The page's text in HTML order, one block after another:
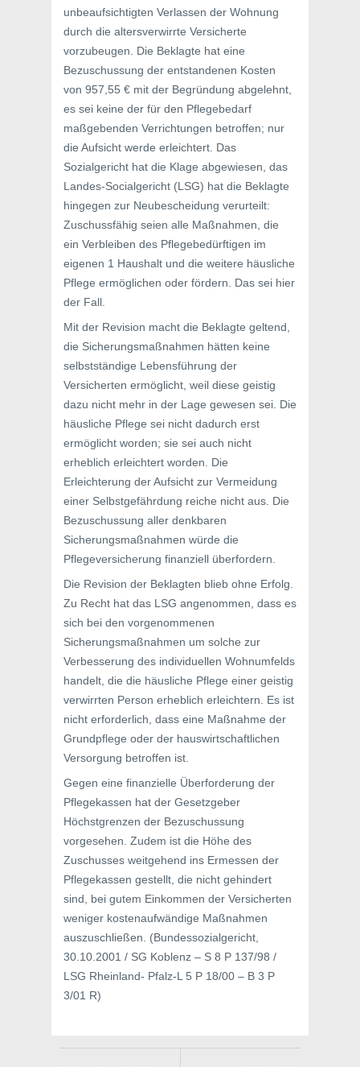
unbeaufsichtigten Verlassen der Wohnung
durch die altersverwirrte Versicherte
vorzubeugen. Die Beklagte hat eine
Bezuschussung der entstandenen Kosten
von 957,55 € mit der Begründung abgelehnt,
es sei keine der für den Pflegebedarf
maßgebenden Verrichtungen betroffen; nur
die Aufsicht werde erleichtert. Das
Sozialgericht hat die Klage abgewiesen, das
Landes-Socialgericht (LSG) hat die Beklagte
hingegen zur Neubescheidung verurteilt:
Zuschussfähig seien alle Maßnahmen, die
ein Verbleiben des Pflegebedürftigen im
eigenen 1 Haushalt und die weitere häusliche
Pflege ermöglichen oder fördern. Das sei hier
der Fall.
Mit der Revision macht die Beklagte geltend,
die Sicherungsmaßnahmen hätten keine
selbstständige Lebensführung der
Versicherten ermöglicht, weil diese geistig
dazu nicht mehr in der Lage gewesen sei. Die
häusliche Pflege sei nicht dadurch erst
ermöglicht worden; sie sei auch nicht
erheblich erleichtert worden. Die
Erleichterung der Aufsicht zur Vermeidung
einer Selbstgefährdung reiche nicht aus. Die
Bezuschussung aller denkbaren
Sicherungsmaßnahmen würde die
Pflegeversicherung finanziell überfordern.
Die Revision der Beklagten blieb ohne Erfolg.
Zu Recht hat das LSG angenommen, dass es
sich bei den vorgenommenen
Sicherungsmaßnahmen um solche zur
Verbesserung des individuellen Wohnumfelds
handelt, die die häusliche Pflege einer geistig
verwirrten Person erheblich erleichtern. Es ist
nicht erforderlich, dass eine Maßnahme der
Grundpflege oder der hauswirtschaftlichen
Versorgung betroffen ist.
Gegen eine finanzielle Überforderung der
Pflegekassen hat der Gesetzgeber
Höchstgrenzen der Bezuschussung
vorgesehen. Zudem ist die Höhe des
Zuschusses weitgehend ins Ermessen der
Pflegekassen gestellt, die nicht gehindert
sind, bei gutem Einkommen der Versicherten
weniger kostenaufwändige Maßnahmen
auszuschließen. (Bundessozialgericht,
30.10.2001 / SG Koblenz – S 8 P 137/98 /
LSG Rheinland- Pfalz-L 5 P 18/00 – B 3 P
3/01 R)